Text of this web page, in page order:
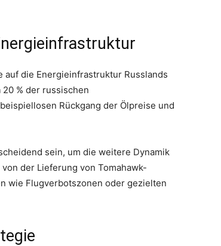
die Energieinfrastruktur Russlands
% der russischen
Rückgang der Ölpreise und
sein, um die weitere Dynamik
der Lieferung von Tomahawk-
wie Flugverbotszonen oder gezielten